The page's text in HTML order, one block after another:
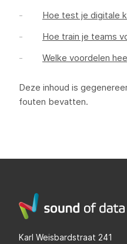
Hoe test je digitale
Hoe train je teams
Welke voordelen
Deze inhoud is
fouten bevatten.
Karl Weisbardstraat 241